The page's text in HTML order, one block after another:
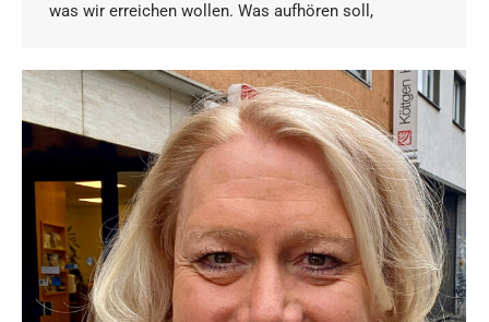
was wir erreichen wollen. Was aufhören soll,